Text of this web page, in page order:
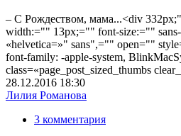
– С Рождеством, мама...<div
width:="" 13px;="" font-size:=""
«helvetica=»" sans",="" open=""
font-family: -apple-system,
class=«page_post_sized_thumbs
28.12.2016 18:30
Лилия Романова
3 комментария